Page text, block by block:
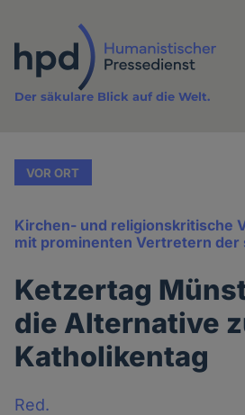
Inhalt
Der säkulare Blick auf die Welt.
VOR ORT
Kirchen- und religionskritische
mit prominenten Vertretern der
Ketzertag
die Alternative
Katholikentag
Red.